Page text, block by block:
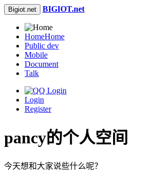
Bigiot.net BIGIOT.net
HomeHome
Public dev
Mobile
Document
Talk
Login
Register
pancy的个人空间
今天想和大家说些什么呢？